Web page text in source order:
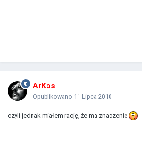
ArKos
Opublikowano 11 Lipca 2010
czyli jednak miałem rację, że ma znaczenie